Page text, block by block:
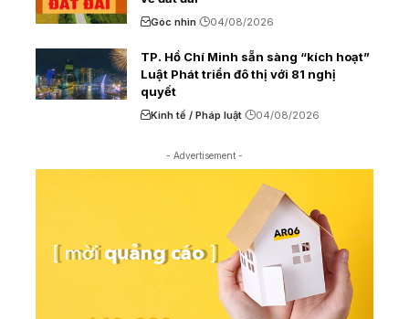
Góc nhìn 04/08/2026
TP. Hồ Chí Minh sẵn sàng “kích hoạt”
Luật Phát triển đô thị với 81 nghị
quyết
Kinh tế / Pháp luật 04/08/2026
- Advertisement -